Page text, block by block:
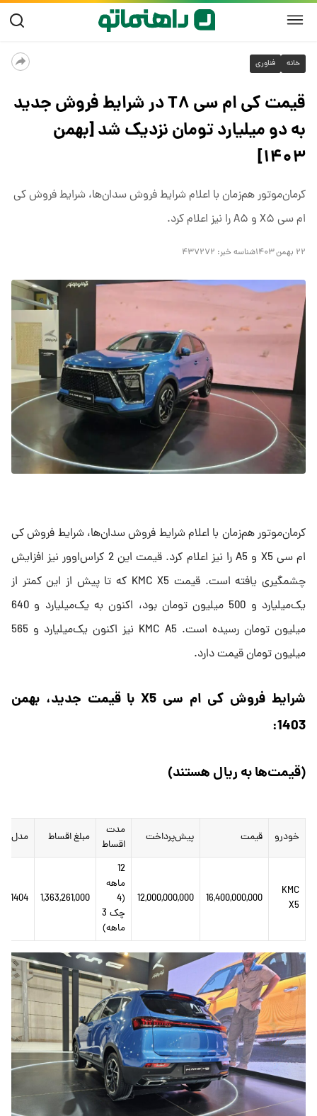
خانه فناوری
قیمت کی ام سی T۸ در شرایط فروش جدید
به دو میلیارد تومان نزدیک شد [بهمن
۱۴۰۳]
کرمان‌موتور هم‌زمان با اعلام شرایط فروش سدان‌ها، شرایط فروش کی
ام سی X۵‌ و A۵ را نیز اعلام کرد.
۲۲ بهمن ۱۴۰۳ شناسه خبر: ۴۳۷۲۷۲
کرمان‌موتور هم‎‌زمان با اعلام شرایط فروش سدان‌ها، شرایط فروش کی
ام سی X5‌ و A5 را نیز اعلام کرد. قیمت این 2 کراس‌اوور نیز افزایش
چشمگیری یافته است. قیمت KMC X5 که تا پیش از این کمتر از
یک‌میلیارد و 500 میلیون تومان بود، اکنون به یک‌میلیارد و 640
میلیون تومان رسیده است. KMC A5 نیز اکنون یک‌میلیارد و 565
میلیون تومان قیمت دارد.
شرایط فروش کی ام سی X5‌ با قیمت جدید، بهمن
1403:
(قیمت‌ها به ریال هستند)
خودرو قیمت پیش‌پرداخت
مدت
اقساط
مبلغ اقساط مدل
KMC
X5
16,400,000,000
12,000,000,000
12
ماهه
(4
چک 3
ماهه)
1,363,261,000
1404